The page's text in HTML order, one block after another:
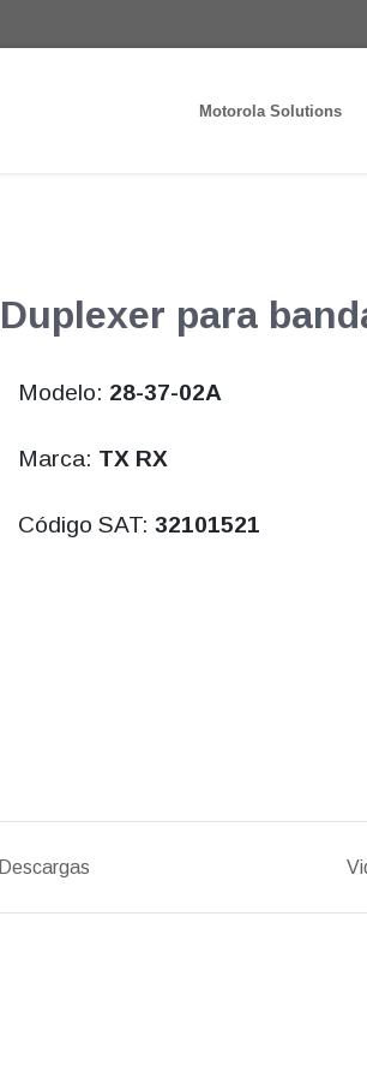
Motorola Solutions
Duplexer para
Modelo: 28-37-02A
Marca: TX RX
Código SAT: 32101521
Descargas